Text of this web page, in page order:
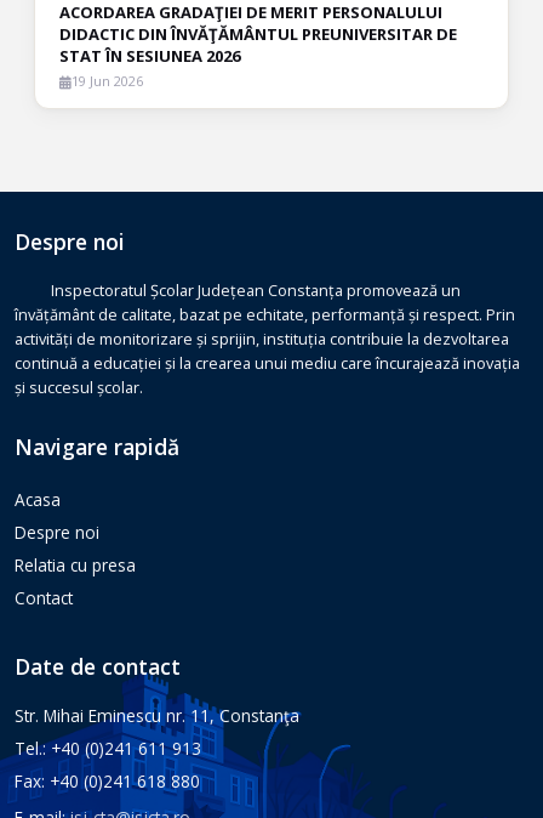
ACORDAREA GRADAŢIEI DE MERIT PERSONALULUI
DIDACTIC DIN ÎNVĂŢĂMÂNTUL PREUNIVERSITAR DE
STAT ÎN SESIUNEA 2026
19 Jun 2026
Despre noi
Inspectoratul Școlar Județean Constanța promovează un
învățământ de calitate, bazat pe echitate, performanță și respect. Prin
activități de monitorizare și sprijin, instituția contribuie la dezvoltarea
continuă a educației și la crearea unui mediu care încurajează inovația
și succesul școlar.
Navigare rapidă
Acasa
Despre noi
Relatia cu presa
Contact
Date de contact
Str. Mihai Eminescu nr. 11, Constanţa
Tel.: +40 (0)241 611 913
Fax: +40 (0)241 618 880